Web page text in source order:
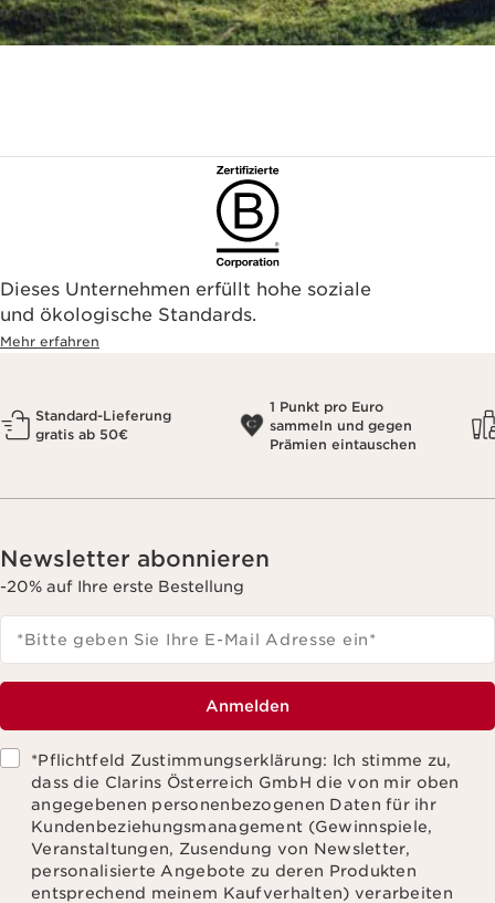
Dieses Unternehmen erfüllt hohe soziale
und ökologische Standards.
Mehr erfahren
Standard-Lieferung
gratis ab 50€
1 Punkt pro Euro
sammeln und gegen
Prämien eintauschen
Newsletter abonnieren
-20% auf Ihre erste Bestellung
*Bitte geben Sie Ihre E-Mail Adresse ein*
Anmelden
*Pflichtfeld Zustimmungserklärung: Ich stimme zu,
dass die Clarins Österreich GmbH die von mir oben
angegebenen personenbezogenen Daten für ihr
Kundenbeziehungsmanagement (Gewinnspiele,
Veranstaltungen, Zusendung von Newsletter,
personalisierte Angebote zu deren Produkten
entsprechend meinem Kaufverhalten) verarbeiten